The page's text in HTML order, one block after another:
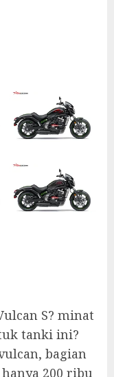
S? minat
tanki ini?
bagian
200 ribu